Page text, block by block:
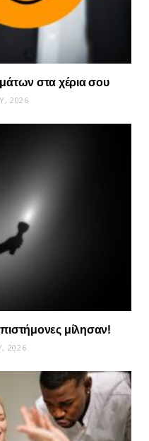
στα χέρια σου
2026
μίλησαν!
2026